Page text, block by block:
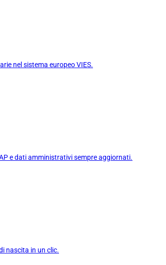
nel sistema europeo VIES.
e dati amministrativi sempre aggiornati.
nascita in un clic.